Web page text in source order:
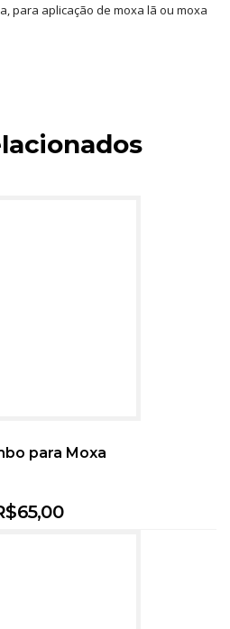
para aplicação de moxa lã ou moxa
para Moxa
65,00